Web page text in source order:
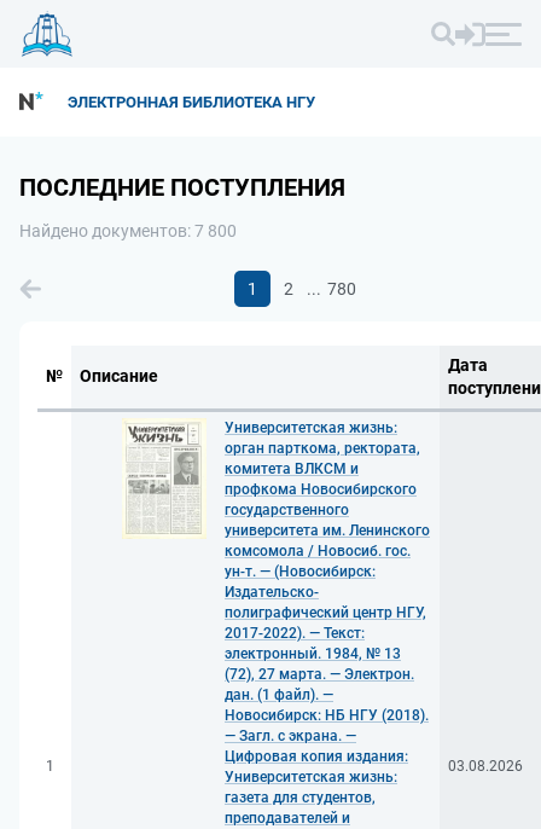
ЭЛЕКТРОННАЯ БИБЛИОТЕКА НГУ
ПОСЛЕДНИЕ ПОСТУПЛЕНИЯ
Найдено документов: 7 800
1 2 ... 780
№ Описание
Дата
1
Университетская жизнь:
орган парткома, ректората,
комитета ВЛКСМ и
профкома Новосибирского
государственного
университета им. Ленинского
комсомола / Новосиб. гос.
ун-т. — (Новосибирск:
Издательско-
полиграфический центр НГУ,
2017-2022). — Текст:
электронный. 1984, № 13
(72), 27 марта. — Электрон.
дан. (1 файл). —
Новосибирск: НБ НГУ (2018).
— Загл. с экрана. —
Цифровая копия издания:
Университетская жизнь:
газета для студентов,
преподавателей и
03.08.2026